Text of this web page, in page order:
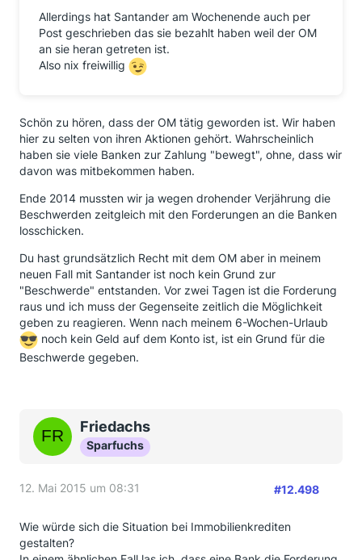
Allerdings hat Santander am Wochenende auch per
Post geschrieben das sie bezahlt haben weil der OM
an sie heran getreten ist.
Also nix freiwillig
Schön zu hören, dass der OM tätig geworden ist. Wir haben
hier zu selten von ihren Aktionen gehört. Wahrscheinlich
haben sie viele Banken zur Zahlung "bewegt", ohne, dass wir
davon was mitbekommen haben.
Ende 2014 mussten wir ja wegen drohender Verjährung die
Beschwerden zeitgleich mit den Forderungen an die Banken
losschicken.
Du hast grundsätzlich Recht mit dem OM aber in meinem
neuen Fall mit Santander ist noch kein Grund zur
"Beschwerde" entstanden. Vor zwei Tagen ist die Forderung
raus und ich muss der Gegenseite zeitlich die Möglichkeit
geben zu reagieren. Wenn nach meinem 6-Wochen-Urlaub
noch kein Geld auf dem Konto ist, ist ein Grund für die
Beschwerde gegeben.
Friedachs
Sparfuchs
12. Mai 2015 um 08:31 #12.498
Wie würde sich die Situation bei Immobilienkrediten
gestalten?